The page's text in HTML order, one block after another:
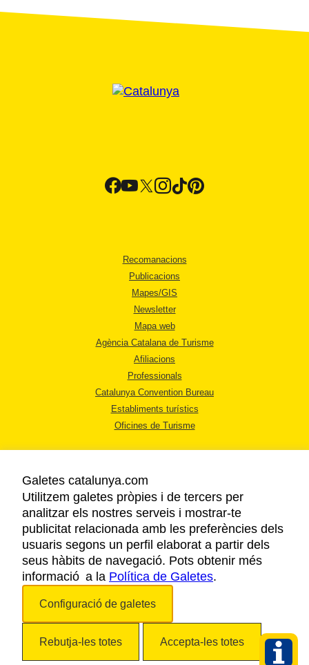
Recomanacions
Publicacions
Mapes/GIS
Newsletter
Mapa web
Agència Catalana de Turisme
Afiliacions
Professionals
Catalunya Convention Bureau
Establiments turístics
Oficines de Turisme
AVÍS LEGAL
POLÍTICA DE PRIVACITAT
COOKIES
ACCESSIBILITAT
Galetes catalunya.com
Utilitzem galetes pròpies i de tercers per
analitzar els nostres serveis i mostrar-te
publicitat relacionada amb les preferències dels
usuaris segons un perfil elaborat a partir dels
seus hàbits de navegació. Pots obtenir més
informació a la Política de Galetes.
Configuració de galetes
Rebutja-les totes Accepta-les totes